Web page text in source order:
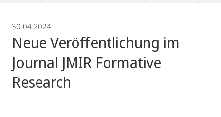
30.04.2024
Neue Veröffentlichung im
Journal JMIR Formative
Research